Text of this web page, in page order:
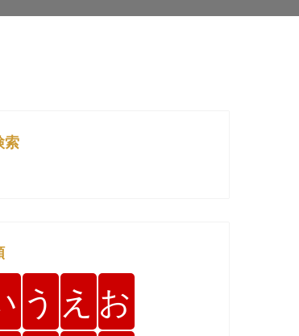
索
う え お